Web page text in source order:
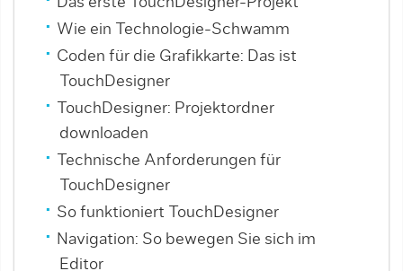
Wie ein Technologie-Schwamm
Coden für die Grafikkarte: Das ist
TouchDesigner
TouchDesigner: Projektordner
downloaden
Technische Anforderungen für
TouchDesigner
So funktioniert TouchDesigner
Navigation: So bewegen Sie sich im
Editor